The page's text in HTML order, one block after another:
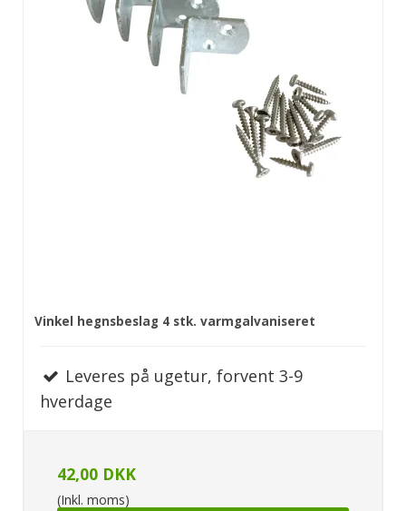
Vinkel hegnsbeslag 4 stk. varmgalvaniseret
Leveres på ugetur, forvent 3-9
hverdage
42,00 DKK
(Inkl. moms)